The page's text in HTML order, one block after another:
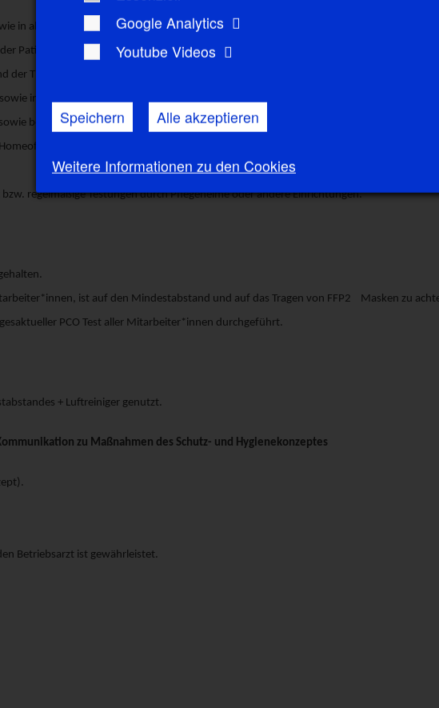
in allen Einrichtungen vorhanden.
Patient*in.
der Therapie.
in den Therapieräumen der zu betreuenden Schulen und Kitas.
bei Hausbesuchen, in Pflegeheimen, Schulen und Kitas.
regelmäßige Testungen durch Pflegeheime oder andere Einrichtungen.
ist auf den Mindestabstand und auf das Tragen von FFP2 Masken zu
PCO Test aller Mitarbeiter*innen durchgeführt.
+ Luftreiniger genutzt.
zu Maßnahmen des Schutz- und Hygienekonzeptes
Betriebsarzt ist gewährleistet.
Google Analytics
Youtube Videos
Speichern Alle akzeptieren
Weitere Informationen zu den Cookies